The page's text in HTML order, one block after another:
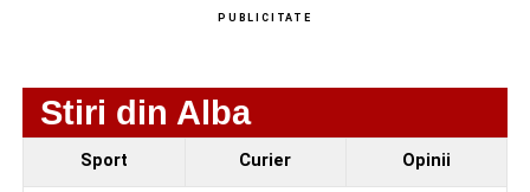
PUBLICITATE
Stiri din Alba
Sport Curier Opinii